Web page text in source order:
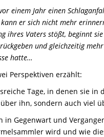
einem Jahr einen
er sich nicht mehr
ihres Vaters stößt, beginnt
und gleichzeitig
hatte…
Perspektiven erzählt:
Tage, in denen sie in
ihn, sondern auch viel
in Gegenwart und
wird und wie